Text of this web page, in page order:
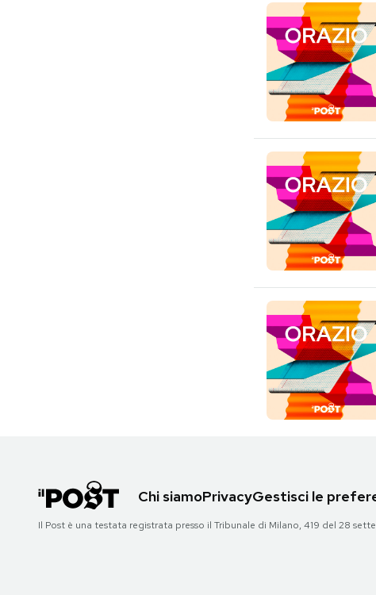
Chi siamoPrivacyGestisci le
Il Post è una testata registrata presso il Tribunale di Milano, 419 del 28